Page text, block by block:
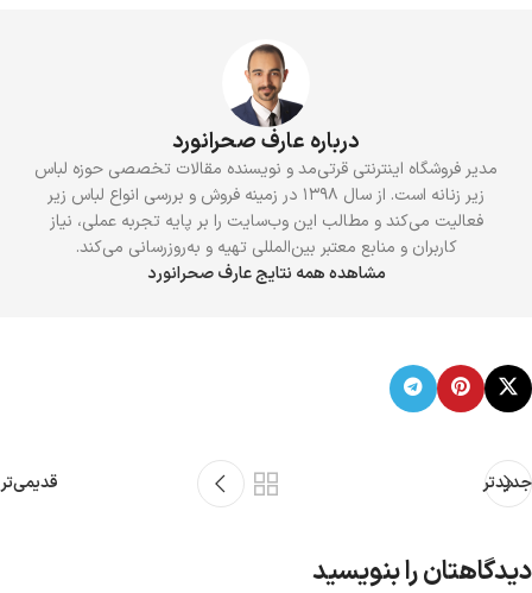
درباره عارف صحرانورد
مدیر فروشگاه اینترنتی قرتی‌مد و نویسنده مقالات تخصصی حوزه لباس
زیر زنانه است. از سال ۱۳۹۸ در زمینه فروش و بررسی انواع لباس زیر
فعالیت می‌کند و مطالب این وب‌سایت را بر پایه تجربه عملی، نیاز
کاربران و منابع معتبر بین‌المللی تهیه و به‌روزرسانی می‌کند.
مشاهده همه نتایج عارف صحرانورد
جدیدتر قدیمی‌تر
دیدگاهتان را بنویسید